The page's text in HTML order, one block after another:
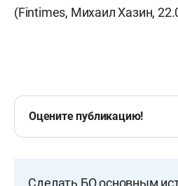
(Fintimes, Михаил Хазин,
Оцените публикацию!
Сделать БО основным